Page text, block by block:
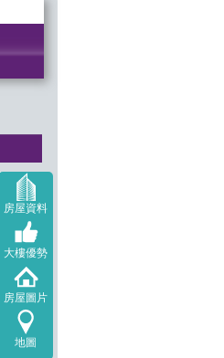
房屋資料
大樓優勢
房屋圖片
地圖